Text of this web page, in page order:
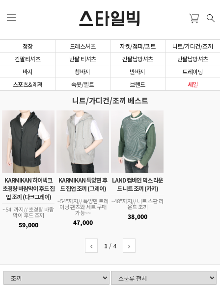
스타일빅
정장 드레스셔츠 자켓/점퍼/코트
니트/가디건/조끼
긴팔티셔츠
반팔 티셔츠 긴팔남방셔츠
반팔남방셔츠
바지
청바지 반바지
트레이닝
스포츠&레져
속옷/벨트 브랜드 세일
니트/가디건/조끼 베스트
KARMIKAN 하이넥크
초경량 바람막이 후드 집
업 조끼 (다크그레이)
~54"까지// 초경량 바람
막이 후드 조끼
59,000
KARMIKAN 특양면 후
드 집업 조끼 (그레이)
~54"까지// 특양면 트레
이닝 팬츠와 세트 구매
가능~~
47,000
LAND 컴바인 믹스 라운
드 니트 조끼 (카키)
~48"까지// 니트 스판 라
운드 조끼
38,000
1 /4